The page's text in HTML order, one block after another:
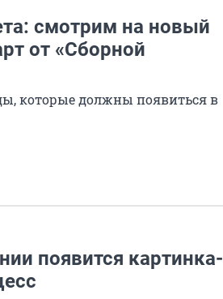
смотрим на новый
от «Сборной
которые должны появиться в
появится картинка-